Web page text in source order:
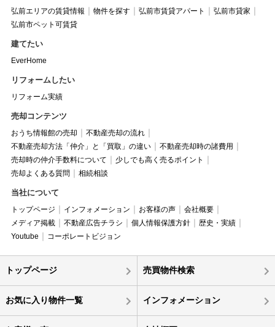
弘前エリアの賃貸情報 物件を探す 弘前市賃貸アパート
弘前市貸家
弘前市ペット可賃貸
建てたい
EverHome
リフォームしたい
リフォーム実績
売却コンテンツ
おうち情報館の売却
不動産売却の流れ
不動産売却方法「仲介」と「買取」の違い
不動産売却時の諸費用
売却時の仲介手数料について
少しでも高く売るポイント
売却よくある質問
相続相談
当社について
トップページ インフォメーション お客様の声
会社概要
メディア掲載
不動産広告チラシ 個人情報保護方針
歴史・実績
Youtube
コーポレートビジョン
トップページ 売買物件検索
お気に入り物件一覧 インフォメーション